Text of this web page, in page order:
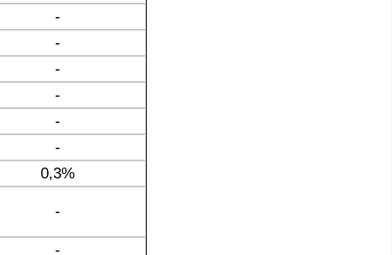
-
-
-
-
-
-
0,3%
-
-